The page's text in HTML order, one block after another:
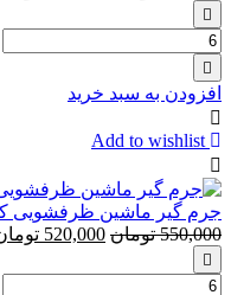
تعداد:
شامپو
فاقد
سولفات
روغن
آرگان
و
پروتئین
لایتنس
افزودن به سبد خرید
Add to wishlist
جرم گیر ماشین ظرفشویی کلارو
550,000 تومان 520,000
تعداد: